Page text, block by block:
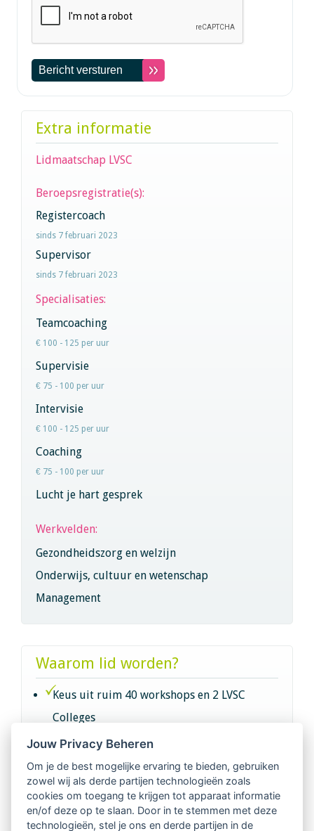
Extra informatie
Lidmaatschap LVSC
Beroepsregistratie(s):
Registercoach
sinds 7 februari 2023
Supervisor
sinds 7 februari 2023
Specialisaties:
Teamcoaching
€ 100 - 125 per uur
Supervisie
€ 75 - 100 per uur
Intervisie
€ 100 - 125 per uur
Coaching
€ 75 - 100 per uur
Lucht je hart gesprek
Werkvelden:
Gezondheidszorg en welzijn
Onderwijs, cultuur en wetenschap
Management
Waarom lid worden?
Keus uit ruim 40 workshops en 2 LVSC
Colleges
Intervisie met geregistreerde vakgenoten
Netwerk van 2100 professionals in 14
regio's
Jouw Privacy Beheren
Om je de best mogelijke ervaring te bieden, gebruiken
zowel wij als derde partijen technologieën zoals
cookies om toegang te krijgen tot apparaat informatie
en/of deze op te slaan. Door in te stemmen met deze
technologieën, stel je ons en derde partijen in de